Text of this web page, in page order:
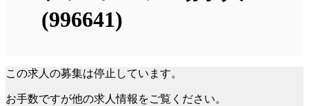
(996641)
この求人の募集は停止しています。
お手数ですが他の求人情報をご覧ください。